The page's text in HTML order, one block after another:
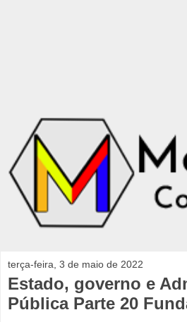
terça-feira, 3 de maio de 2022
Estado, governo e
Pública Parte 20